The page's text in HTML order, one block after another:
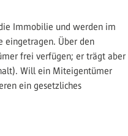
Immobilie und werden im
eingetragen. Über den
frei verfügen; er trägt aber
Will ein Miteigentümer
ein gesetzliches